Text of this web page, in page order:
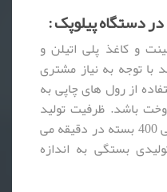
دستگاه پیلوپک :
و کاغذ پلی اتیلن و
توجه به نیاز مشتری
از رول های چاپی به
باشد. ظرفیت تولید
دستگاه پیلوپک حدودا از 25 الی 400 بسته در دقیقه می
بستگی به اندازه